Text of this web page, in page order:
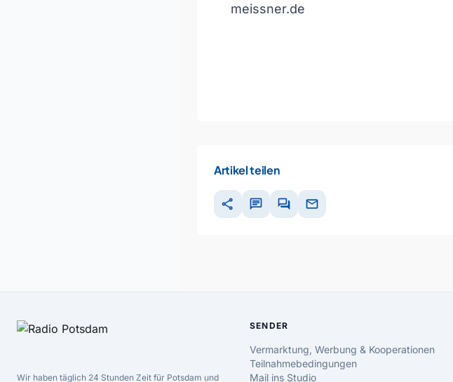
meissner.de
Artikel teilen
share chat forum mail
Wir haben täglich 24 Stunden Zeit für Potsdam und
SENDER
Vermarktung, Werbung & Kooperationen
Teilnahmebedingungen
Mail ins Studio